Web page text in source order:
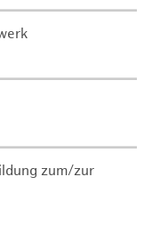
zum/zur